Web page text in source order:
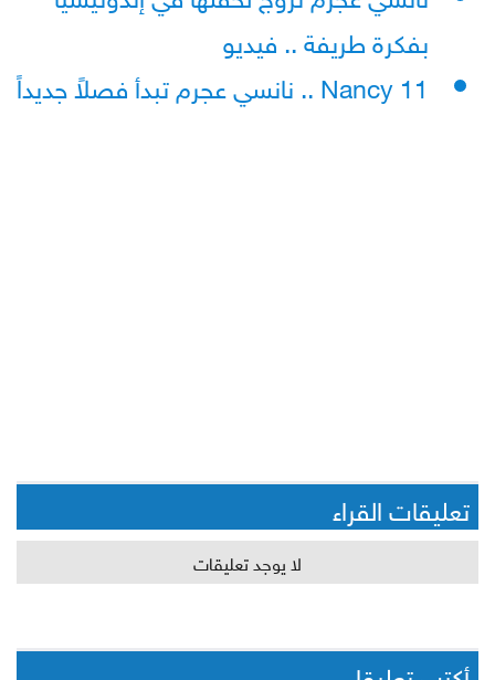
بفكرة طريفة .. فيديو
Nancy 11 .. نانسي عجرم تبدأ فصلاً جديداً
تعليقات القراء
لا يوجد تعليقات